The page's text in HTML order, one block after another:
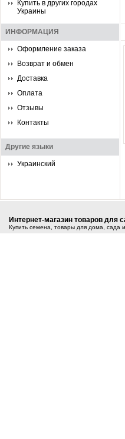
Купить в других городах
Украины
ИНФОРМАЦИЯ
Оформление заказа
Возврат и обмен
Доставка
Оплата
Отзывы
Контакты
Другие языки
Украинский
Интернет-магазин товаров для
Купить семена, товары для дома, сада